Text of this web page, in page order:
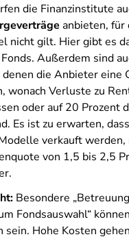
die Finanzinstitute
anbieten, für
nicht gilt. Hier gibt es
Außerdem sind
die Anbieter eine
wonach Verluste zu
oder auf 20 Prozent
Es ist zu erwarten,
verkauft
von 1,5 bis 2,5
Besondere
Fondsauswahl“
sein. Hohe Kosten